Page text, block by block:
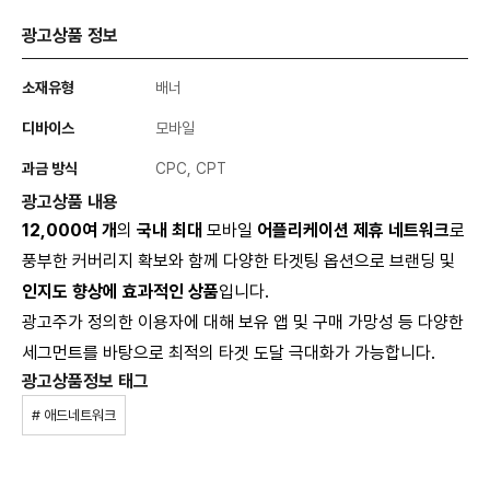
광고상품 정보
소재유형 배너
디바이스 모바일
과금 방식 CPC, CPT
광고상품 내용
12,000여 개의 국내 최대 모바일 어플리케이션 제휴 네트워크로
풍부한 커버리지 확보와 함께 다양한 타겟팅 옵션으로 브랜딩 및
인지도 향상에 효과적인 상품입니다.
광고주가 정의한 이용자에 대해 보유 앱 및 구매 가망성 등 다양한
세그먼트를 바탕으로 최적의 타겟 도달 극대화가 가능합니다.
광고상품정보 태그
# 애드네트워크